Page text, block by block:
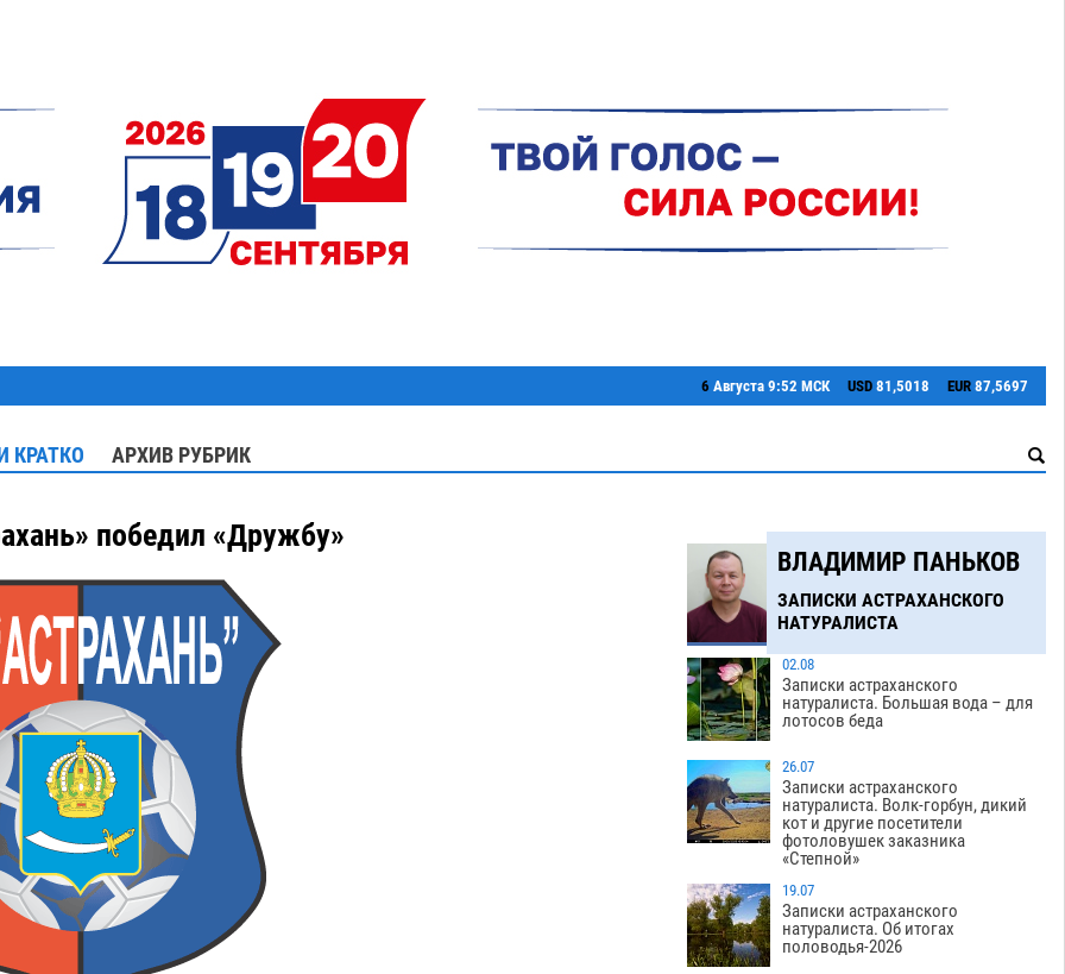
6 Августа 9:52 МСК USD 81,5018 EUR 87,5697
КРАТКО АРХИВ РУБРИК
победил «Дружбу»
ВЛАДИМИР ПАНЬКОВ
ЗАПИСКИ АСТРАХАНСКОГО
НАТУРАЛИСТА
02.08
Записки астраханского
натуралиста. Большая вода – для
лотосов беда
26.07
Записки астраханского
натуралиста. Волк-горбун, дикий
кот и другие посетители
фотоловушек заказника
«Степной»
19.07
Записки астраханского
натуралиста. Об итогах
половодья-2026